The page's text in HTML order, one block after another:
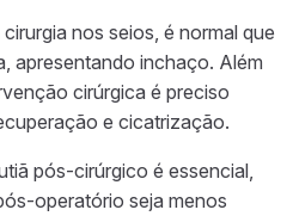
nos seios, é normal que
apresentando inchaço. Além
cirúrgica é preciso
e cicatrização.
pós-cirúrgico é essencial,
operatório seja menos